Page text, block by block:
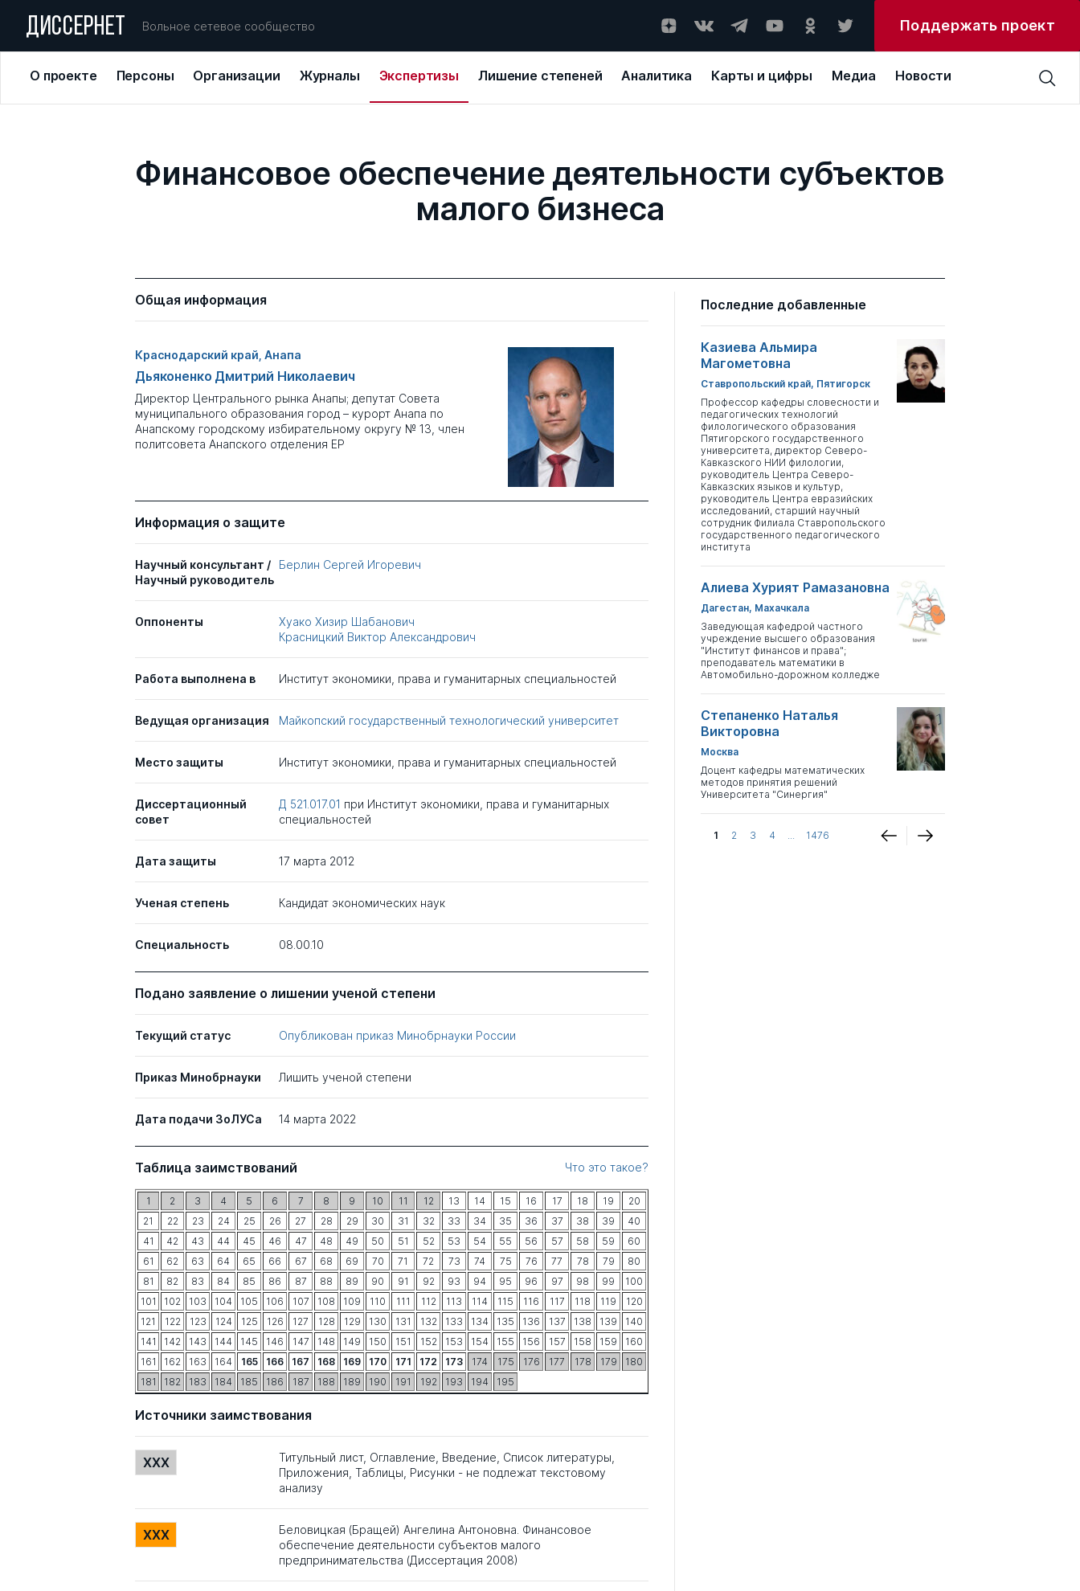
ДИССЕРНЕТ Вольное сетевое сообщество Поддержать проект
О проекте Персоны Организации Журналы Экспертизы Лишение степеней Аналитика Карты и цифры Медиа Новости
Финансовое обеспечение деятельности субъектов
малого бизнеса
Общая информация
Краснодарский край, Анапа
Дьяконенко Дмитрий Николаевич
Директор Центрального рынка Анапы; депутат Совета
муниципального образования город – курорт Анапа по
Анапскому городскому избирательному округу № 13, член
политсовета Анапского отделения ЕР
Информация о защите
Научный консультант /
Научный руководитель
Берлин Сергей Игоревич
Оппоненты
Хуако Хизир Шабанович
Красницкий Виктор Александрович
Работа выполнена в Институт экономики, права и гуманитарных специальностей
Ведущая организация Майкопский государственный технологический университет
Место защиты Институт экономики, права и гуманитарных специальностей
Диссертационный
совет
Д 521.017.01 при Институт экономики, права и гуманитарных
специальностей
Дата защиты 17 марта 2012
Ученая степень Кандидат экономических наук
Специальность 08.00.10
Подано заявление о лишении ученой степени
Текущий статус Опубликован приказ Минобрнауки России
Приказ Минобрнауки Лишить ученой степени
Дата подачи ЗоЛУСа 14 марта 2022
Таблица заимствований Что это такое?
1 2 3 4 5 6 7 8 9 10 11 12 13 14 15 16 17 18 19
20
21
22 23 24 25 26 27 28 29 30 31 32 33 34 35 36 37 38 39
40
41
42 43 44 45 46 47 48 49 50 51 52 53 54 55 56 57 58 59
60
61
62 63 64 65 66 67 68 69 70 71 72 73 74 75 76 77 78 79
80
81
82 83 84 85 86 87 88 89 90 91 92 93 94 95 96 97 98 99
100
101
102 103 104 105 106 107 108 109 110 111 112 113 114 115 116 117 118 119
120
121
122 123 124 125 126 127 128 129 130 131 132 133 134 135 136 137 138 139
140
141
142 143 144 145 146 147 148 149 150 151 152 153 154 155 156 157 158 159
160
161
162 163 164 165 166 167 168 169 170 171 172 173 174 175 176 177 178 179
180
181
182 183 184 185 186 187 188 189 190 191 192 193 194 195
Источники заимствования
XXX
Титульный лист, Оглавление, Введение, Список литературы,
Приложения, Таблицы, Рисунки - не подлежат текстовому
анализу
XXX
Беловицкая (Бращей) Ангелина Антоновна. Финансовое
обеспечение деятельности субъектов малого
предпринимательства (Диссертация 2008)
Последние добавленные
Казиева Альмира
Магометовна
Ставропольский край, Пятигорск
Профессор кафедры словесности и
педагогических технологий
филологического образования
Пятигорского государственного
университета, директор Северо-
Кавказского НИИ филологии,
руководитель Центра Северо-
Кавказских языков и культур,
руководитель Центра евразийских
исследований, старший научный
сотрудник Филиала Ставропольского
государственного педагогического
института
Алиева Хурият Рамазановна
Дагестан, Махачкала
Заведующая кафедрой частного
учреждение высшего образования
"Институт финансов и права";
преподаватель математики в
Автомобильно-дорожном колледже
Степаненко Наталья
Викторовна
Москва
Доцент кафедры математических
методов принятия решений
Университета "Синергия"
1 2 3 4 ... 1476